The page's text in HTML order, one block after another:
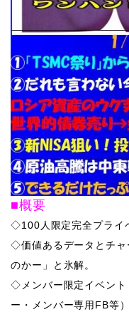
■概要
◇100人限定完全プライ
​◇価値あるデータとチャ
のかー」と氷解。
◇メンバー限定イベント
ー・メンバー専用FB等）